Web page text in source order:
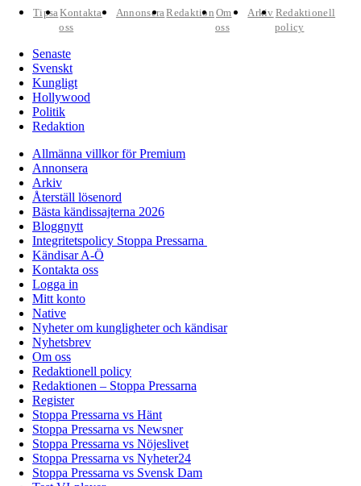
TipsaKontakta
oss
AnnonseraRedaktion Om
oss
Arkiv Redaktionell
policy
Senaste
Svenskt
Kungligt
Hollywood
Politik
Redaktion
Allmänna villkor för Premium
Annonsera
Arkiv
Återställ lösenord
Bästa kändissajterna 2026
Bloggnytt
Integritetspolicy Stoppa Pressarna
Kändisar A-Ö
Kontakta oss
Logga in
Mitt konto
Native
Nyheter om kungligheter och kändisar
Nyhetsbrev
Om oss
Redaktionell policy
Redaktionen – Stoppa Pressarna
Register
Stoppa Pressarna vs Hänt
Stoppa Pressarna vs Newsner
Stoppa Pressarna vs Nöjeslivet
Stoppa Pressarna vs Nyheter24
Stoppa Pressarna vs Svensk Dam